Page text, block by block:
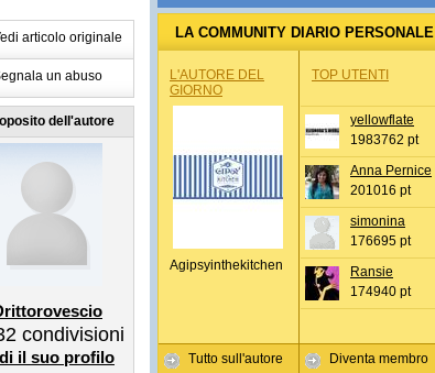
articolo originale
un abuso
dell'autore
condivisioni
il suo profilo
LA COMMUNITY DIARIO PERSONALE
L'AUTORE DEL
GIORNO
Agipsyinthekitchen
Tutto sull'autore
TOP UTENTI
yellowflate
1983762 pt
Anna Pernice
201016 pt
simonina
176695 pt
Ransie
174940 pt
Diventa membro